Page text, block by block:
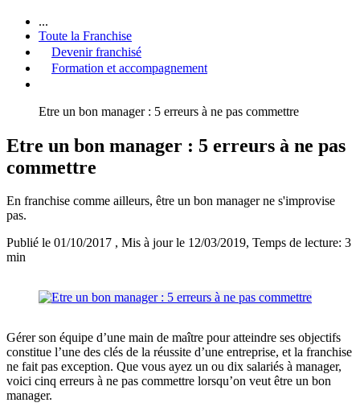
...
Toute la Franchise
Devenir franchisé
Formation et accompagnement
Etre un bon manager : 5 erreurs à ne pas commettre
Etre un bon manager : 5 erreurs à ne pas
commettre
En franchise comme ailleurs, être un bon manager ne s'improvise
pas.
Publié le 01/10/2017 , Mis à jour le 12/03/2019, Temps de lecture: 3
min
Gérer son équipe d’une main de maître pour atteindre ses objectifs
constitue l’une des clés de la réussite d’une entreprise, et la franchise
ne fait pas exception. Que vous ayez un ou dix salariés à manager,
voici cinq erreurs à ne pas commettre lorsqu’on veut être un bon
manager.